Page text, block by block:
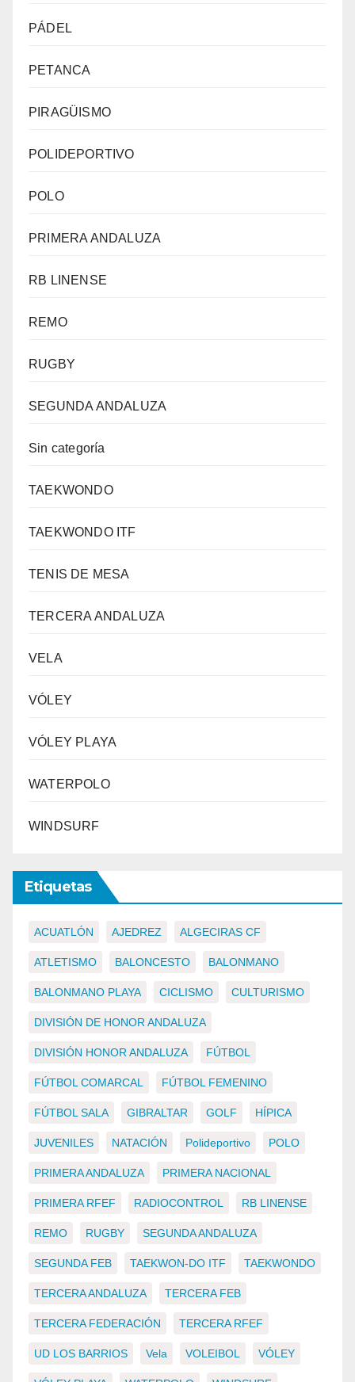
PÁDEL
PETANCA
PIRAGÜISMO
POLIDEPORTIVO
POLO
PRIMERA ANDALUZA
RB LINENSE
REMO
RUGBY
SEGUNDA ANDALUZA
Sin categoría
TAEKWONDO
TAEKWONDO ITF
TENIS DE MESA
TERCERA ANDALUZA
VELA
VÓLEY
VÓLEY PLAYA
WATERPOLO
WINDSURF
Etiquetas
ACUATLÓN AJEDREZ ALGECIRAS CF
ATLETISMO BALONCESTO BALONMANO
BALONMANO PLAYA CICLISMO CULTURISMO
DIVISIÓN DE HONOR ANDALUZA
DIVISIÓN HONOR ANDALUZA FÚTBOL
FÚTBOL COMARCAL FÚTBOL FEMENINO
FÚTBOL SALA GIBRALTAR GOLF HÍPICA
JUVENILES NATACIÓN Polideportivo POLO
PRIMERA ANDALUZA PRIMERA NACIONAL
PRIMERA RFEF RADIOCONTROL RB LINENSE
REMO RUGBY SEGUNDA ANDALUZA
SEGUNDA FEB TAEKWON-DO ITF TAEKWONDO
TERCERA ANDALUZA TERCERA FEB
TERCERA FEDERACIÓN TERCERA RFEF
UD LOS BARRIOS Vela VOLEIBOL VÓLEY